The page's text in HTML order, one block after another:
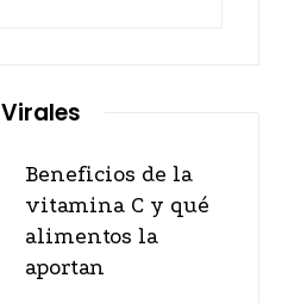
Virales
Beneficios de la
vitamina C y qué
alimentos la
aportan